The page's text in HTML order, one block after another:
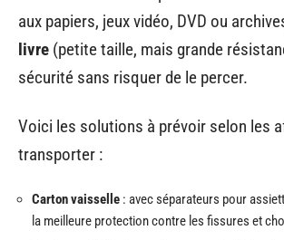
aux papiers, jeux vidéo, DVD ou
livre (petite taille, mais grande
sécurité sans risquer de le percer.
Voici les solutions à prévoir selon les
transporter :
Carton vaisselle : avec séparateurs pour
la meilleure protection contre les fissures et